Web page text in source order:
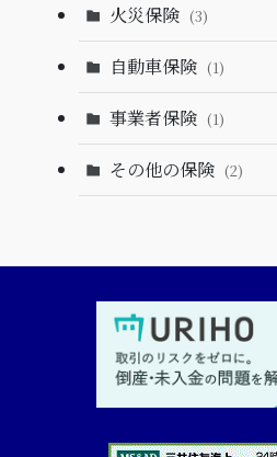
火災保険 (3)
自動車保険 (1)
事業者保険 (1)
その他の保険 (2)